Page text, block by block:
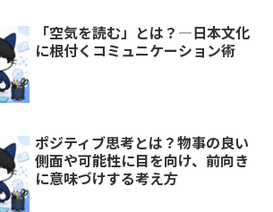
「空気を読む」とは？―日本文化
に根付くコミュニケーション術
ポジティブ思考とは？物事の良い
側面や可能性に目を向け、前向き
に意味づけする考え方